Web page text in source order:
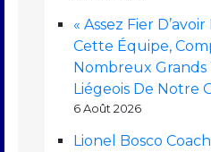
« Assez Fier
Cette Équipe,
Nombreux
Liégeois De Notre
6 Août 2026
Lionel Bosco